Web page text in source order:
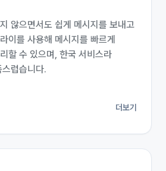
않으면서도 쉽게 메시지를 보내고
이를 사용해 메시지를 빠르게
할 수 있으며, 한국 서비스라
럽습니다.
더보기